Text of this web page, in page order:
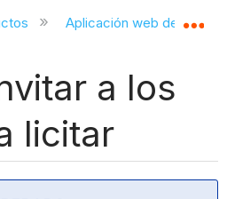
jerarquía global
Aplicación web de
a los
licitar